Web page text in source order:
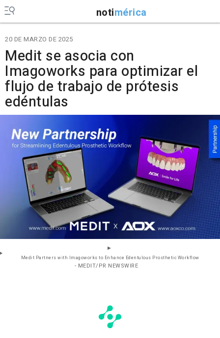
notimérica
20 DE MARZO DE 2025
Medit se asocia con
Imagoworks para optimizar el
flujo de trabajo de prótesis
edéntulas
Medit Partners with Imagoworks to Enhance Edentulous Prosthetic Workflow
- MEDIT/PR NEWSWIRE